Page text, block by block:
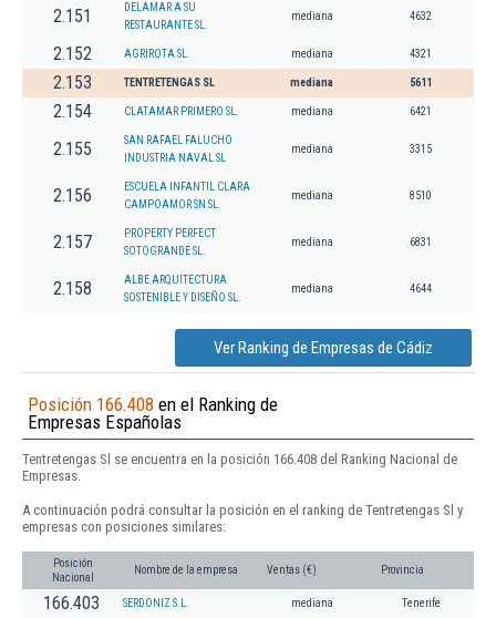
2.151
DELAMAR A SU
RESTAURANTE SL.
mediana 4632
2.152 AGRIROTA SL. mediana 4321
2.153 TENTRETENGAS SL mediana 5611
2.154 CLATAMAR PRIMERO SL. mediana 6421
2.155
SAN RAFAEL FALUCHO
INDUSTRIA NAVAL SL
mediana 3315
2.156
ESCUELA INFANTIL CLARA
CAMPOAMOR SN SL.
mediana 8510
2.157
PROPERTY PERFECT
SOTOGRANDE SL.
mediana 6831
2.158
ALBE ARQUITECTURA
SOSTENIBLE Y DISEÑO SL.
mediana 4644
Ver Ranking de Empresas de Cádiz
Posición 166.408 en el Ranking de
Empresas Españolas
Tentretengas Sl se encuentra en la posición 166.408 del Ranking Nacional de
Empresas.
A continuación podrá consultar la posición en el ranking de Tentretengas Sl y
empresas con posiciones similares:
Posición
Nacional
Nombre de la empresa Ventas (€) Provincia
166.403 SERDONIZ S.L. mediana Tenerife